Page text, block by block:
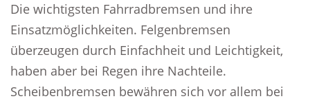
Die wichtigsten Fahrradbremsen und ihre
Einsatzmöglichkeiten. Felgenbremsen
überzeugen durch Einfachheit und Leichtigkeit,
haben aber bei Regen ihre Nachteile.
Scheibenbremsen bewähren sich vor allem bei